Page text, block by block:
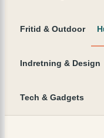
Fritid & Outdoor
Indretning & Design
Tech & Gadgets